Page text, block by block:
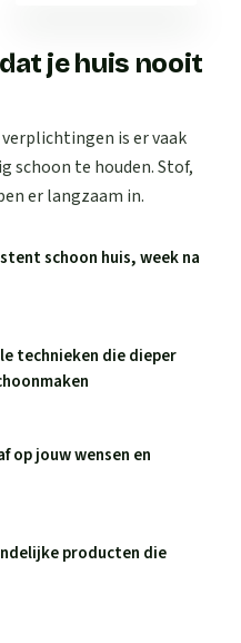
je huis nooit
is er vaak
schoon te houden. Stof,
er langzaam in.
schoon huis, week na
technieken die dieper
op jouw wensen en
producten die